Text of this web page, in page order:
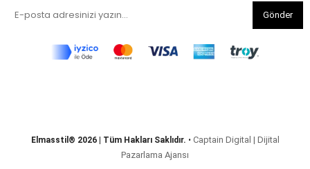
Gönder
Elmasstil® 2026 | Tüm Hakları Saklıdır. • Captain Digital | Dijital
Pazarlama Ajansı